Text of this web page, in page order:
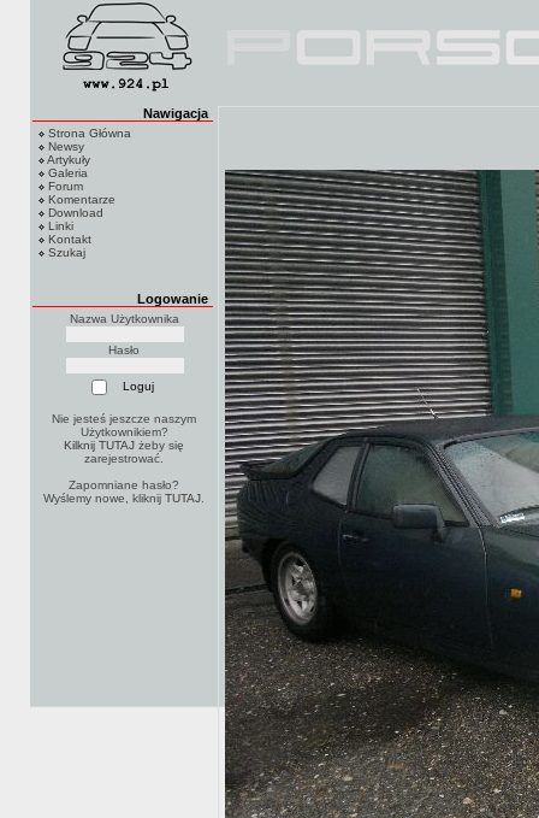
Nawigacja
Strona Główna
Newsy
Artykuły
Galeria
Forum
Komentarze
Download
Linki
Kontakt
Szukaj
Logowanie
Nazwa Użytkownika
Hasło
Nie jesteś jeszcze naszym
Użytkownikiem?
Kilknij TUTAJ żeby się
zarejestrować.
Zapomniane hasło?
Wyślemy nowe, kliknijTUTAJ